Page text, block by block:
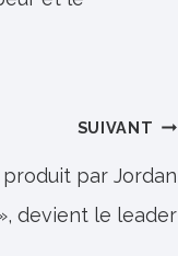
SUIVANT
par Jordan
devient le leader